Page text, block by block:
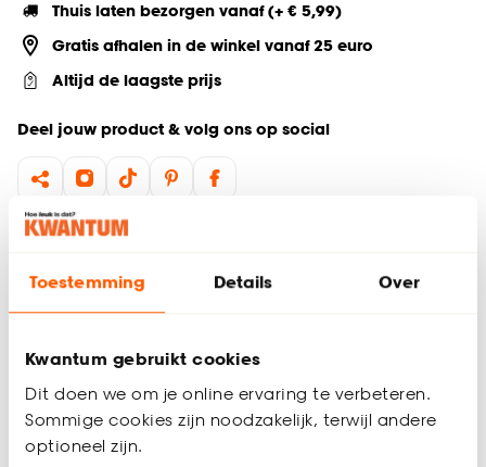
Toestemming Details Over
Kwantum gebruikt cookies
Dit doen we om je online ervaring te verbeteren.
Sommige cookies zijn noodzakelijk, terwijl andere
optioneel zijn.
Thuis laten bezorgen vanaf (+ € 5,99)
Gratis afhalen in de winkel vanaf 25 euro
Altijd de laagste prijs
Deel jouw product & volg ons op social
Maak je woonkamer, keuken, of boekenkast stijlvol én
functioneel met het Coffee Time opbergboek in een bruine
kleur. Dit elegante koffietafelboek biedt niet alleen een
opbergen van opladers en afstandsbedieningen. Perfect
voor iedereen die van orde houdt, terwijl het een sfeervolle
uitstraling aan je interieur toevoegt.
Productspecificaties